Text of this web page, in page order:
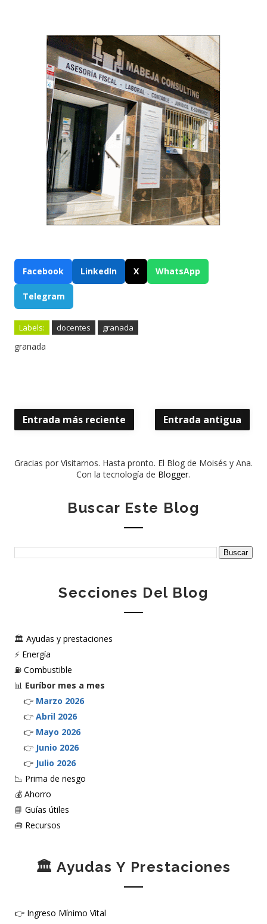
Facebook LinkedIn X WhatsApp
Telegram
Labels: docentes granada
granada
Entrada más reciente Entrada antigua
Gracias por Visitarnos. Hasta pronto. El Blog de Moisés y Ana.
Con la tecnología de Blogger.
Buscar Este Blog
Secciones Del Blog
🏛️ Ayudas y prestaciones
⚡ Energía
⛽ Combustible
📊 Euríbor mes a mes
👉 Marzo 2026
👉 Abril 2026
👉 Mayo 2026
👉 Junio 2026
👉 Julio 2026
📉 Prima de riesgo
💰 Ahorro
📘 Guías útiles
🧰 Recursos
🏛️ Ayudas Y Prestaciones
👉 Ingreso Mínimo Vital